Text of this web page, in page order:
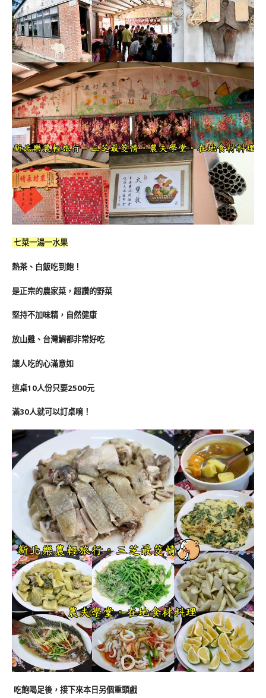
七菜一湯一水果
熱茶、白飯吃到飽！
是正宗的農家菜，超讚的野菜
堅持不加味精，自然健康
放山雞、台灣鯛都非常好吃
讓人吃的心滿意如
這桌10人份只要2500元
滿30人就可以訂桌唷！
吃飽喝足後，接下來本日另個重頭戲